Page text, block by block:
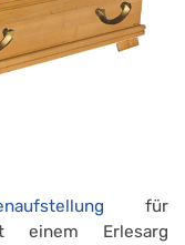
für
Erlesarg